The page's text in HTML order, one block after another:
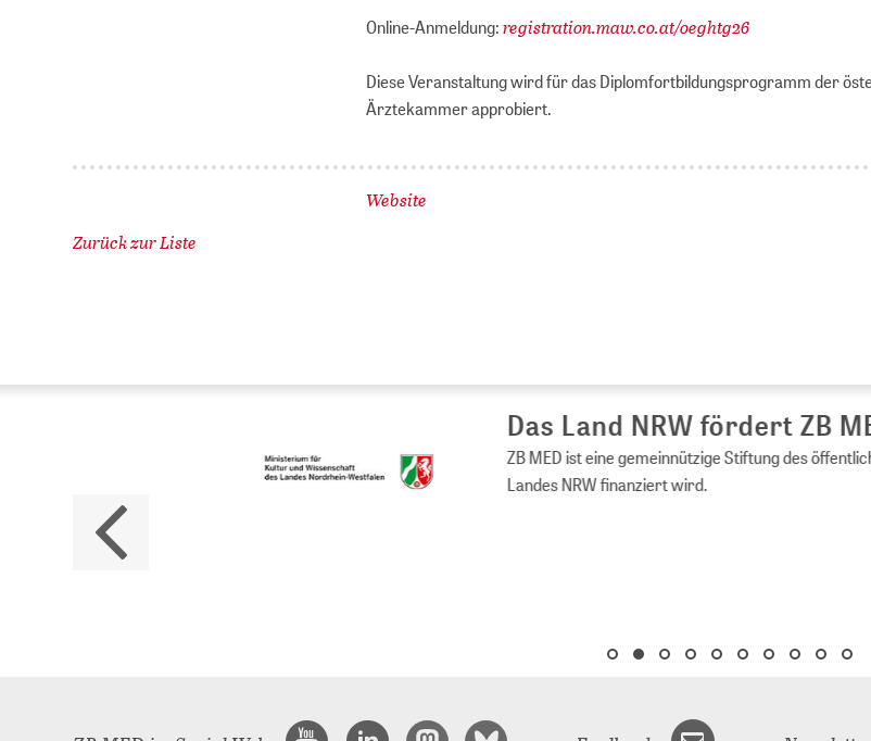
Online-Anmeldung:registration.maw.co.at/oeghtg26
Diese Veranstaltung wird für das Diplomfortbildungsprogramm der
Ärztekammer approbiert.
Website
Zurück zur Liste
Das Land NRW fördert ZB MED
ZB MED ist eine gemeinnützige Stiftung des öffentlichen
Landes NRW finanziert wird.